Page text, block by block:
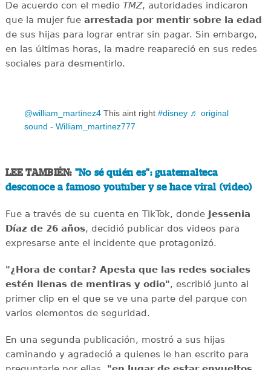
De acuerdo con el medioTMZ, autoridades indicaron
que la mujer fue arrestada por mentir sobre la edad
de sus hijas para lograr entrar sin pagar. Sin embargo,
en las últimas horas, la madre reapareció en sus redes
sociales para desmentirlo.
@william_martinez4 This aint right #disney ♬ original
sound - William_martinez777
LEE TAMBIÉN: "No sé quién es": guatemalteca
desconoce a famoso youtuber y se hace viral (video)
Fue a través de su cuenta en TikTok, donde Jessenia
Díaz de 26 años, decidió publicar dos videos para
expresarse ante el incidente que protagonizó.
"¿Hora de contar? Apesta que las redes sociales
estén llenas de mentiras y odio", escribió junto al
primer clip en el que se ve una parte del parque con
varios elementos de seguridad.
En una segunda publicación, mostró a sus hijas
caminando y agradeció a quienes le han escrito para